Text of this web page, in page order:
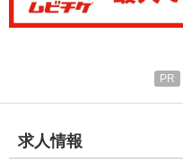
求人情報